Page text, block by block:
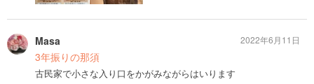
Masa
3年振りの那須
古民家で小さな入り口をかがみながらはいります
2022年6月11日